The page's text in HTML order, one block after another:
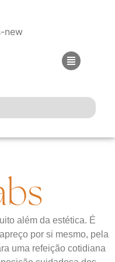
além da estética. É
por si mesmo, pela
uma refeição cotidiana